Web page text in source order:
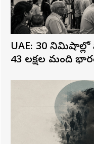
UAE: 30 నిమిషాల్లో
43 లక్షల మంది